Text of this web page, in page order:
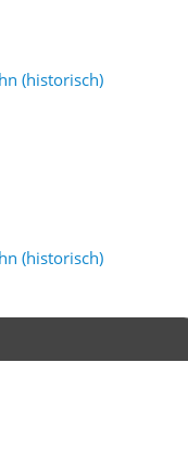
(historisch)
(historisch)